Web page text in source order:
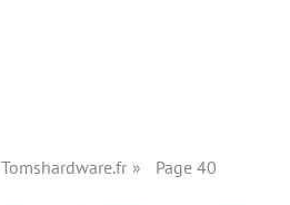
Tomshardware.fr Page 40